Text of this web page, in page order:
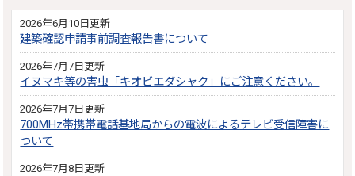
2026年6月10日更新
建築確認申請事前調査報告書について
2026年7月7日更新
イヌマキ等の害虫「キオビエダシャク」にご注意ください。
2026年7月7日更新
700MHz帯携帯電話基地局からの電波によるテレビ受信障害に
ついて
2026年7月8日更新